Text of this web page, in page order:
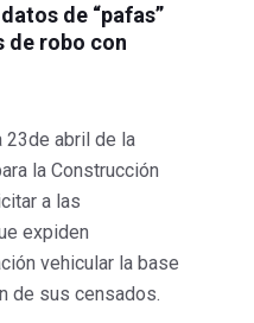
de “pafas”
de robo con
23de abril de la
la Construcción
a las
expiden
vehicular la base
de sus censados.